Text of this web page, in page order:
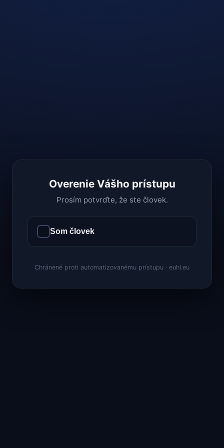
Overenie Vášho prístupu
Prosím potvrďte, že ste človek.
Som človek
Chránené proti automatizovanému prístupu · euhl.eu